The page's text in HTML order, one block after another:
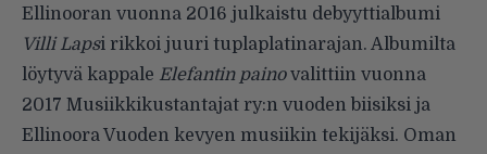
Ellinooran vuonna 2016 julkaistu debyyttialbumi
Villi Lapsi rikkoi juuri tuplaplatinarajan. Albumilta
löytyvä kappale Elefantin painovalittiin vuonna
2017 Musiikkikustantajat ry:n vuoden biisiksi ja
Ellinoora Vuoden kevyen musiikin tekijäksi. Oman